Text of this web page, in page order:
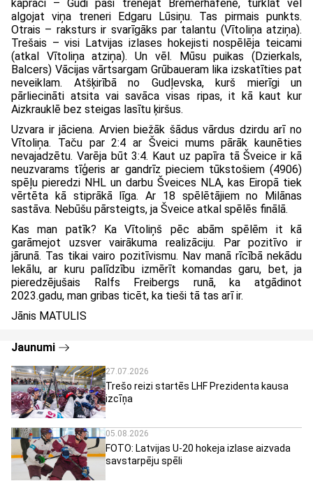
kapraci – Gudi paši trenējat Brēmerhāfenē, turklāt vēl
algojat viņa treneri Edgaru Lūsiņu. Tas pirmais punkts.
Otrais – raksturs ir svarīgāks par talantu (Vītoliņa atziņa).
Trešais – visi Latvijas izlases hokejisti nospēlēja teicami
(atkal Vītoliņa atziņa). Un vēl. Mūsu puikas (Dzierkals,
Balcers) Vācijas vārtsargam Grūbaueram lika izskatīties pat
neveiklam. Atšķirībā no Gudļevska, kurš mierīgi un
pārliecināti atsita vai savāca visas ripas, it kā kaut kur
Aizkrauklē bez steigas lasītu ķiršus.
Uzvara ir jāciena. Arvien biežāk šādus vārdus dzirdu arī no
Vītoliņa. Taču par 2:4 ar Šveici mums pārāk kaunēties
nevajadzētu. Varēja būt 3:4. Kaut uz papīra tā Šveice ir kā
neuzvarams tīģeris ar gandrīz pieciem tūkstošiem (4906)
spēļu pieredzi NHL un darbu Šveices NLA, kas Eiropā tiek
vērtēta kā stiprākā līga. Ar 18 spēlētājiem no Milānas
sastāva. Nebūšu pārsteigts, ja Šveice atkal spēlēs finālā.
Kas man patīk? Ka Vītoliņš pēc abām spēlēm it kā
garāmejot uzsver vairākuma realizāciju. Par pozitīvo ir
jārunā. Tas tikai vairo pozitīvismu. Nav manā rīcībā nekādu
lekālu, ar kuru palīdzību izmērīt komandas garu, bet, ja
pieredzējušais Ralfs Freibergs runā, ka atgādinot
2023.gadu, man gribas ticēt, ka tieši tā tas arī ir.
Jānis MATULIS
Jaunumi
27.07.2026
Trešo reizi startēs LHF Prezidenta kausa
izcīņa
05.08.2026
FOTO: Latvijas U-20 hokeja izlase aizvada
savstarpēju spēli